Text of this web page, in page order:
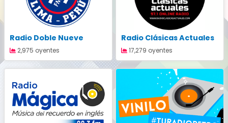
Radio Doble Nueve
2,975 oyentes
Radio Clásicas Actuales
17,279 oyentes